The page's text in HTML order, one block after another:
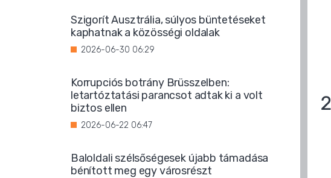
Szigorít Ausztrália, súlyos büntetéseket
kaphatnak a közösségi oldalak
2026-06-30 06:29
Korrupciós botrány Brüsszelben:
letartóztatási parancsot adtak ki a volt
biztos ellen
2026-06-22 06:47
Baloldali szélsőségesek újabb támadása
bénított meg egy városrészt